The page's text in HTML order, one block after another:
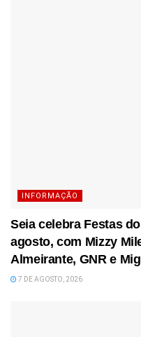
INFORMAÇÃO
Seia celebra Festas
agosto, com Mizzy
Almeirante, GNR e
7 DE AGOSTO, 2026